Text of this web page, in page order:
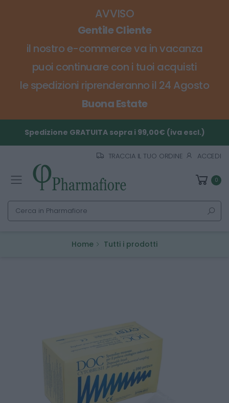
AVVISO
Gentile Cliente
il nostro e-commerce va in vacanza
puoi continuare con i tuoi acquisti
le spedizioni riprenderanno il 24 Agosto
Buona Estate
Spedizione GRATUITA sopra i 99,00€ (iva escl.)
TRACCIA IL TUO ORDINE ACCEDI
Toggle mobile menu 0
Cerca
Home Tutti i prodotti